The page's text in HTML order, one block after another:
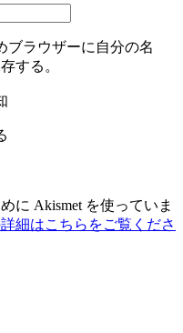
ブラウザーに自分の名
する。
に Akismet を使っていま
細はこちらをご覧くださ